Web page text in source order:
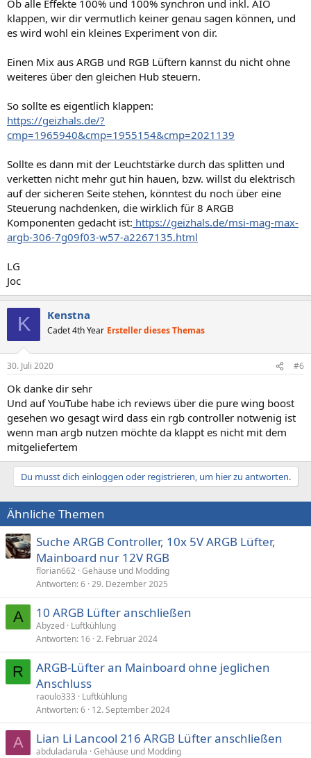
Ob alle Effekte 100% und 100% synchron und inkl. AIO
klappen, wir dir vermutlich keiner genau sagen können, und
es wird wohl ein kleines Experiment von dir.
Einen Mix aus ARGB und RGB Lüftern kannst du nicht ohne
weiteres über den gleichen Hub steuern.
So sollte es eigentlich klappen:
https://geizhals.de/?
cmp=1965940&cmp=1955154&cmp=2021139
Sollte es dann mit der Leuchtstärke durch das splitten und
verketten nicht mehr gut hin hauen, bzw. willst du elektrisch
auf der sicheren Seite stehen, könntest du noch über eine
Steuerung nachdenken, die wirklich für 8 ARGB
Komponenten gedacht ist: https://geizhals.de/msi-mag-max-
argb-306-7g09f03-w57-a2267135.html
LG
Joc
K Kenstna
Cadet 4th Year Ersteller dieses Themas
30. Juli 2020 #6
Ok danke dir sehr
Und auf YouTube habe ich reviews über die pure wing boost
gesehen wo gesagt wird dass ein rgb controller notwenig ist
wenn man argb nutzen möchte da klappt es nicht mit dem
mitgeliefertem
Du musst dich einloggen oder registrieren, um hier zu antworten.
Ähnliche Themen
Suche ARGB Controller, 10x 5V ARGB Lüfter,
Mainboard nur 12V RGB
florian662 Gehäuse und Modding
Antworten 6 29. Dezember 2025
A 10 ARGB Lüfter anschließen
Abyzed Luftkühlung
Antworten 16 2. Februar 2024
R
ARGB-Lüfter an Mainboard ohne jeglichen
Anschluss
raoulo333
Luftkühlung
Antworten 6 12. September 2024
A Lian Li Lancool 216 ARGB Lüfter anschließen
abduladarula Gehäuse und Modding